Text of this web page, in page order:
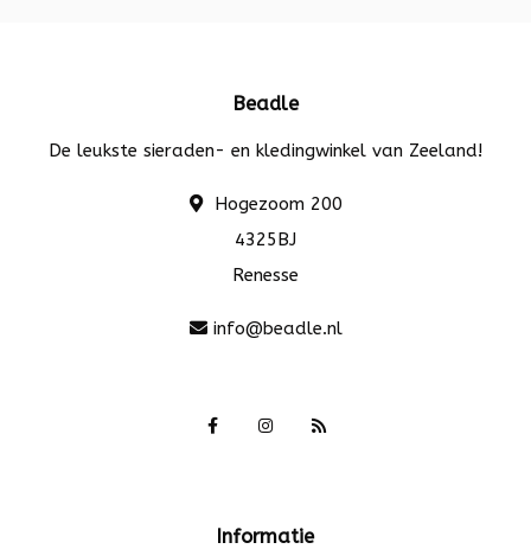
Beadle
De leukste sieraden- en kledingwinkel van Zeeland!
Hogezoom 200
4325BJ
Renesse
info@beadle.nl
Informatie